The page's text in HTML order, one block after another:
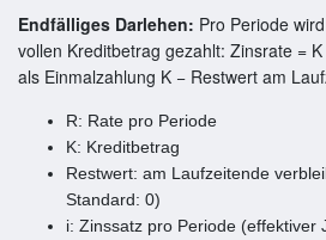
Endfälliges Darlehen: Pro Periode
vollen Kreditbetrag gezahlt: Zinsrate =
als Einmalzahlung K − Restwert am
R: Rate pro Periode
K: Kreditbetrag
Restwert: am Laufzeitende
Standard: 0)
i: Zinssatz pro Periode (effektiver